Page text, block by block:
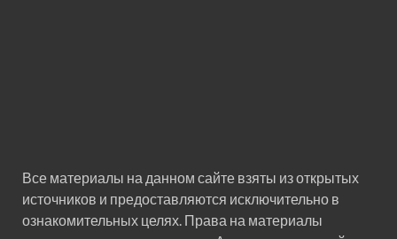
Все материалы на данном сайте взяты из открытых
источников и предоставляются исключительно в
ознакомительных целях. Права на материалы